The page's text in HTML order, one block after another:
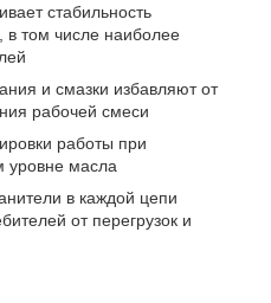
стабильность
в том числе наиболее
и смазки избавляют от
рабочей смеси
работы при
уровне масла
в каждой цепи
от перегрузок и